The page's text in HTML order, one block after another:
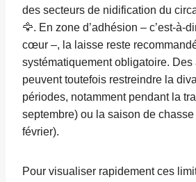
des secteurs de nidification du
🦅. En zone d’adhésion – c’est-à-
cœur –, la laisse reste
systématiquement obligatoire.
peuvent toutefois restreindre la
périodes, notamment pendant la
septembre) ou la saison de
février).
Pour visualiser rapidement ces